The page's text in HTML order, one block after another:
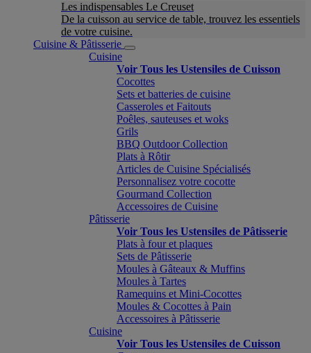
Les indispensables Le Creuset
De la cuisson au service de table, trouvez les essentiels
de votre cuisine.
Cuisine & Pâtisserie
Cuisine
Voir Tous les Ustensiles de Cuisson
Cocottes
Sets et batteries de cuisine
Casseroles et Faitouts
Poêles, sauteuses et woks
Grils
BBQ Outdoor Collection
Plats à Rôtir
Articles de Cuisine Spécialisés
Personnalisez votre cocotte
Gourmand Collection
Accessoires de Cuisine
Pâtisserie
Voir Tous les Ustensiles de Pâtisserie
Plats à four et plaques
Sets de Pâtisserie
Moules à Gâteaux & Muffins
Moules à Tartes
Ramequins et Mini-Cocottes
Moules & Cocottes à Pain
Accessoires à Pâtisserie
Cuisine
Voir Tous les Ustensiles de Cuisson